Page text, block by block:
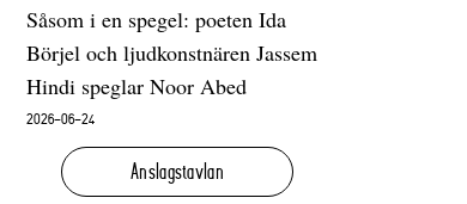
Såsom i en spegel: poeten Ida
Börjel och ljudkonstnären Jassem
Hindi speglar Noor Abed
2026-06-24
Anslagstavlan